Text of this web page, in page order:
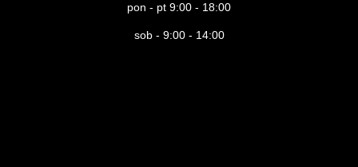
pon - pt 9:00 - 18:00
sob - 9:00 - 14:00